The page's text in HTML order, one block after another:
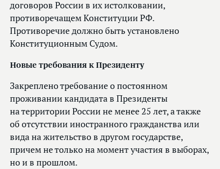
договоров России в их истолковании,
противоречащем Конституции РФ.
Противоречие должно быть установлено
Конституционным Судом.
Новые требования к Президенту
Закреплено требование о постоянном
проживании кандидата в Президенты
на территории России не менее 25 лет, а также
об отсутствии иностранного гражданства или
вида на жительство в другом государстве,
причем не только на момент участия в выборах,
но и в прошлом.